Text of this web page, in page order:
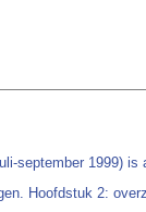
september 1999) is
Hoofdstuk 2: